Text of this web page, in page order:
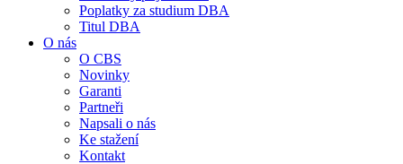
Poplatky za studium DBA
Titul DBA
O nás
O CBS
Novinky
Garanti
Partneři
Napsali o nás
Ke stažení
Kontakt